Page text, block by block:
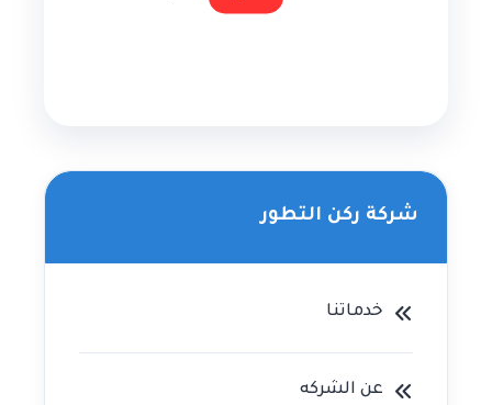
شركة ركن التطور
خدماتنا
عن الشركه